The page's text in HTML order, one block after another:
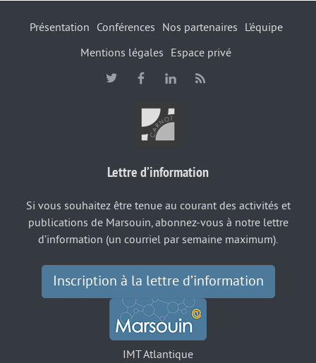
Présentation Conférences Nos partenaires
L’équipe
Mentions légales
Espace privé
Lettre d’information
Si vous souhaitez être tenue au courant des activités et
publications de Marsouin, abonnez-vous à notre lettre
d’information (un courriel par semaine maximum).
Inscription à la lettre d’information
IMT Atlantique